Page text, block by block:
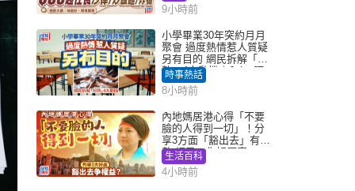
9小時前
小學畢業30年突約月月
聚會 過度熱情惹人質疑
另有目的 網民拆解「扮
熟」4大動機｜Juicy叮
時事熱話
8小時前
內地媽居港心得「不要
臉的人得到一切」！分
享3方面「豁出去」有著
數 網民：你好厲害
生活百科
4小時前